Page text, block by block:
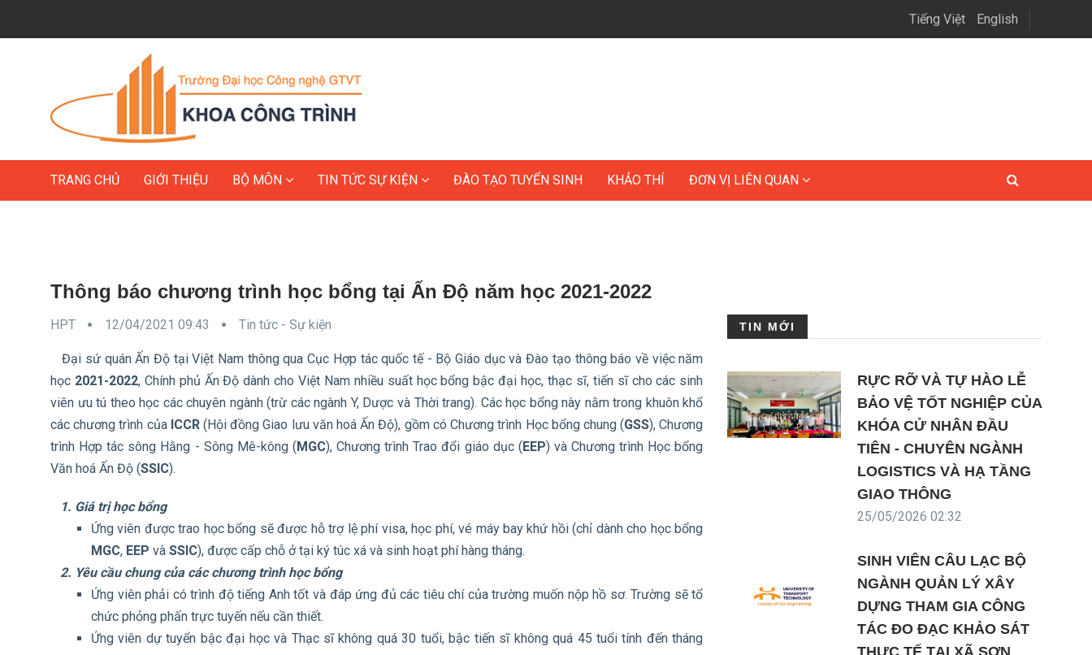
Tiếng Việt English
TRANG CHỦ GIỚI THIỆU BỘ MÔN TIN TỨC SỰ KIỆN ĐÀO TẠO TUYỂN SINH KHẢO THÍ ĐƠN VỊ LIÊN QUAN
Thông báo chương trình học bổng tại Ấn Độ năm học 2021-2022
HPT 12/04/2021 09:43 Tin tức - Sự kiện
Đại sứ quán Ấn Độ tại Việt Nam thông qua Cục Hợp tác quốc tế - Bộ Giáo dục và Đào tạo thông báo về việc năm
học 2021-2022, Chính phủ Ấn Độ dành cho Việt Nam nhiều suất học bổng bậc đại học, thạc sĩ, tiến sĩ cho các sinh
viên ưu tú theo học các chuyên ngành (trừ các ngành Y, Dược và Thời trang). Các học bổng này nằm trong khuôn khổ
các chương trình của ICCR(Hội đồng Giao lưu văn hoá Ấn Độ), gồm có Chương trình Học bổng chung (GSS), Chương
trình Hợp tác sông Hằng - Sông Mê-kông (MGC), Chương trình Trao đổi giáo dục (EEP) và Chương trình Học bổng
Văn hoá Ấn Độ (SSIC).
1. Giá trị học bổng
Ứng viên được trao học bổng sẽ được hỗ trợ lệ phí visa, học phí, vé máy bay khứ hồi (chỉ dành cho học bổng
MGC, EEP và SSIC), được cấp chỗ ở tại ký túc xá và sinh hoạt phí hàng tháng.
2. Yêu cầu chung của các chương trình học bổng
Ứng viên phải có trình độ tiếng Anh tốt và đáp ứng đủ các tiêu chí của trường muốn nộp hồ sơ. Trường sẽ tổ
chức phỏng phấn trực tuyến nếu cần thiết.
Ứng viên dự tuyển bậc đại học và Thạc sĩ không quá 30 tuổi, bậc tiến sĩ không quá 45 tuổi tính đến tháng
TIN MỚI
RỰC RỠ VÀ TỰ HÀO LỄ
BẢO VỆ TỐT NGHIỆP CỦA
KHÓA CỬ NHÂN ĐẦU
TIÊN - CHUYÊN NGÀNH
LOGISTICS VÀ HẠ TẦNG
GIAO THÔNG
25/05/2026 02:32
SINH VIÊN CÂU LẠC BỘ
NGÀNH QUẢN LÝ XÂY
DỰNG THAM GIA CÔNG
TÁC ĐO ĐẠC KHẢO SÁT
THỰC TẾ TẠI XÃ SƠN